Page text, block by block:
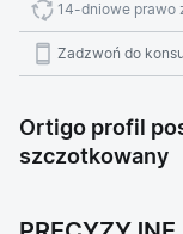
14-dniowe prawo
Zadzwoń do
Ortigo profil
szczotkowany